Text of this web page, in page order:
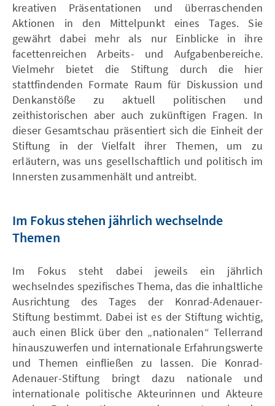
kreativen Präsentationen und überraschenden
Aktionen in den Mittelpunkt eines Tages. Sie
gewährt dabei mehr als nur Einblicke in ihre
facettenreichen Arbeits- und Aufgabenbereiche.
Vielmehr bietet die Stiftung durch die hier
stattfindenden Formate Raum für Diskussion und
Denkanstöße zu aktuell politischen und
zeithistorischen aber auch zukünftigen Fragen. In
dieser Gesamtschau präsentiert sich die Einheit der
Stiftung in der Vielfalt ihrer Themen, um zu
erläutern, was uns gesellschaftlich und politisch im
Innersten zusammenhält und antreibt.
Im Fokus stehen jährlich wechselnde
Themen
Im Fokus steht dabei jeweils ein jährlich
wechselndes spezifisches Thema, das die inhaltliche
Ausrichtung des Tages der Konrad-Adenauer-
Stiftung bestimmt. Dabei ist es der Stiftung wichtig,
auch einen Blick über den „nationalen“ Tellerrand
hinauszuwerfen und internationale Erfahrungswerte
und Themen einfließen zu lassen. Die Konrad-
Adenauer-Stiftung bringt dazu nationale und
internationale politische Akteurinnen und Akteure